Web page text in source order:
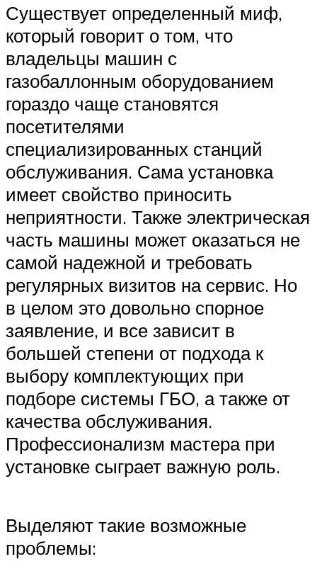
Существует определенный миф,
который говорит о том, что
владельцы машин с
газобаллонным оборудованием
гораздо чаще становятся
посетителями
специализированных станций
обслуживания. Сама установка
имеет свойство приносить
неприятности. Также электрическая
часть машины может оказаться не
самой надежной и требовать
регулярных визитов на сервис. Но
в целом это довольно спорное
заявление, и все зависит в
большей степени от подхода к
выбору комплектующих при
подборе системы ГБО, а также от
качества обслуживания.
Профессионализм мастера при
установке сыграет важную роль.
Выделяют такие возможные
проблемы: